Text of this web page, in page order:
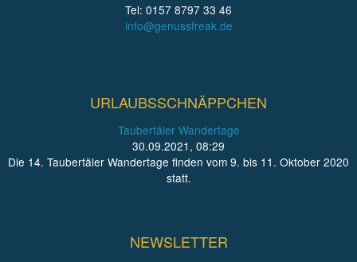
Tel: 0157 8797 33 46
info@genussfreak.de
URLAUBSSCHNÄPPCHEN
Taubertäler Wandertage
30.09.2021, 08:29
Die 14. Taubertäler Wandertage finden vom 9. bis 11. Oktober 2020
statt.
NEWSLETTER